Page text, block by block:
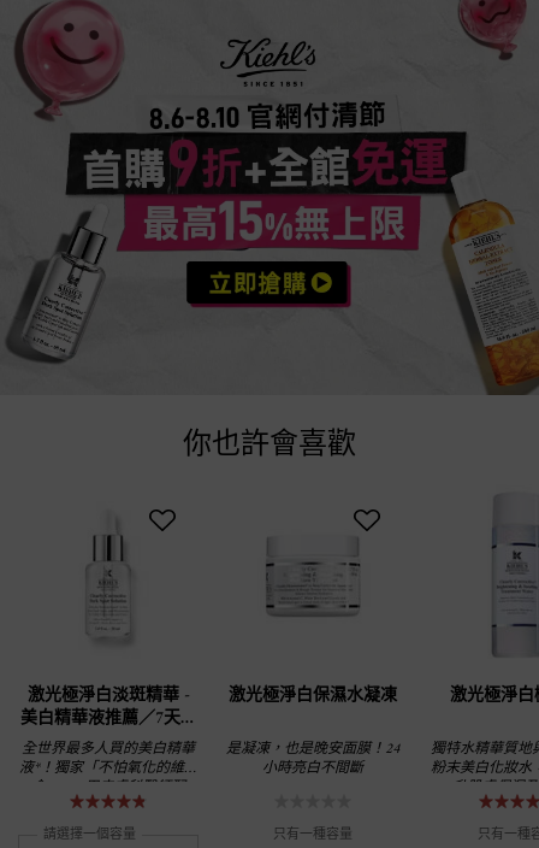
你也許會喜歡
激光極淨白淡斑精華 -
美白精華液推薦／7天淡
斑 偕同膠原蛋白作用
全世界最多人買的美白精華
液*！獨家「不怕氧化的維他
命C」，用皮膚科醫師配
方，亮出水嫩皮！7天淡斑美
白、偕同膠原蛋白作用！
請選擇一個容量
激光極淨白保濕水凝凍
是凝凍，也是晚安面膜！24
小時亮白不間斷
只有一種容量
激光極淨
獨特水精華質地
粉末美白化妝水
升肌膚保濕
只有一種